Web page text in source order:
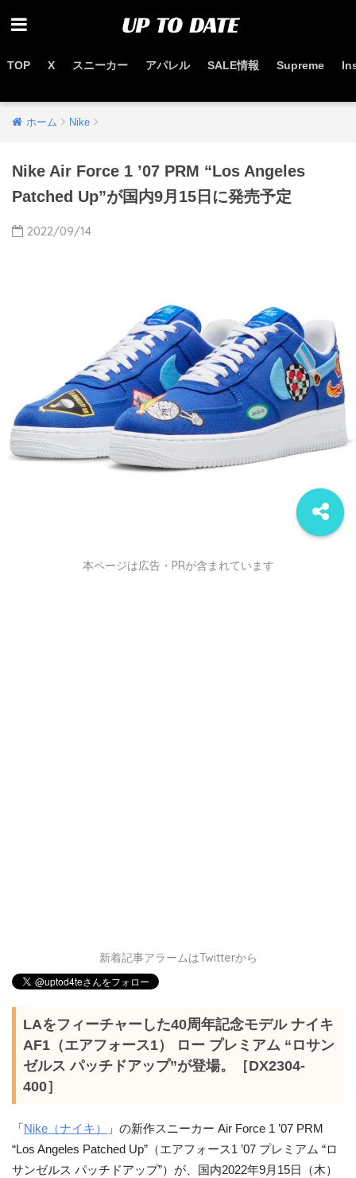
TOP X スニーカー アパレル SALE情報 Supreme
ホーム Nike
Nike Air Force 1 ’07 PRM “Los Angeles
Patched Up”が国内9月15日に発売予定
2022/09/14
本ページは広告・PRが含まれています
新着記事アラームはTwitterから
LAをフィーチャーした40周年記念モデル ナイキ
AF1（エアフォース1） ロー プレミアム “ロサン
ゼルス パッチドアップ”が登場。［DX2304-
400］
「 Nike（ナイキ）
」の新作スニーカー Air Force 1 ’07 PRM
“Los Angeles Patched Up”（エアフォース1 ’07 プレミアム “ロ
サンゼルス パッチドアップ”）が、国内2022年9月15日（木）